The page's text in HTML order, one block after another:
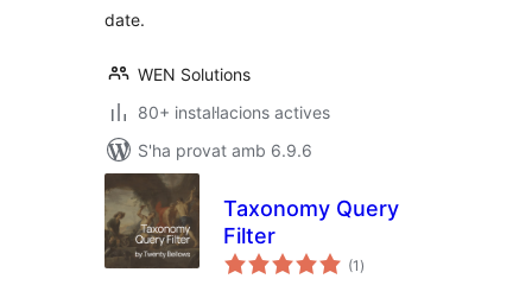
date.
WEN Solutions
80+ instal·lacions actives
S'ha provat amb 6.9.6
Taxonomy Query
Filter
(1 puntuacions
totals
)